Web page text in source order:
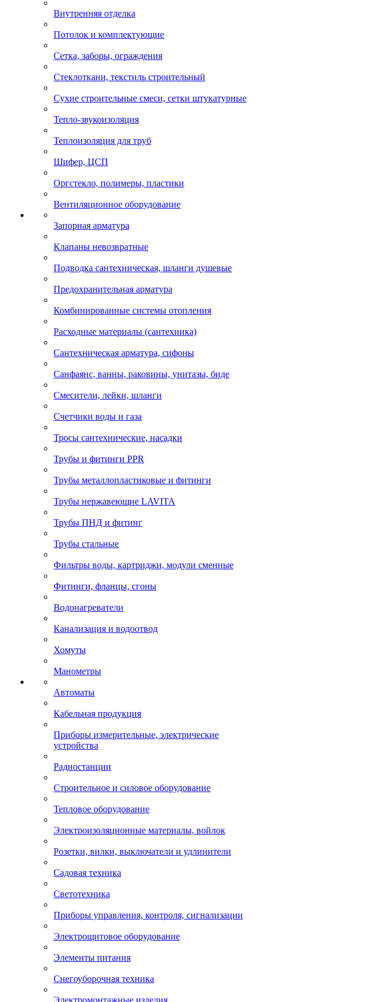
Внутренняя отделка
Потолок и комплектующие
Сетка, заборы, ограждения
Стеклоткани, текстиль строительный
Сухие строительные смеси, сетки штукатурные
Тепло-звукоизоляция
Теплоизоляция для труб
Шифер, ЦСП
Оргстекло, полимеры, пластики
Вентиляционное оборудование
Запорная арматура
Клапаны невозвратные
Подводка сантехническая, шланги душевые
Предохранительная арматура
Комбинированные системы отопления
Расходные материалы (сантехника)
Сантехническая арматура, сифоны
Санфаянс, ванны, раковины, унитазы, биде
Смесители, лейки, шланги
Счетчики воды и газа
Тросы сантехнические, насадки
Трубы и фитинги PPR
Трубы металлопластиковые и фитинги
Трубы нержавеющие LAVITA
Трубы ПНД и фитинг
Трубы стальные
Фильтры воды, картриджи, модули сменные
Фитинги, фланцы, сгоны
Водонагреватели
Канализация и водоотвод
Хомуты
Манометры
Автоматы
Кабельная продукция
Приборы измерительные, электрические
устройства
Радиостанции
Строительное и силовое оборудование
Тепловое оборудование
Электроизоляционные материалы, войлок
Розетки, вилки, выключатели и удлинители
Садовая техника
Светотехника
Приборы управления, контроля, сигнализации
Электрощитовое оборудование
Элементы питания
Снегоуборочная техника
Электромонтажные изделия